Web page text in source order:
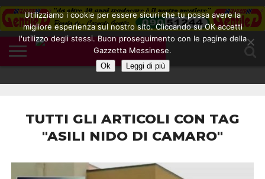
CONTATTI
COOKIE
POLICY
DIVENTA
BLOGGER
HOME
NOTE
LEGALI
TUTTI GLI ARTICOLI CON TAG
"ASILI NIDO DI CAMARO"
Utilizziamo i cookie per essere sicuri che tu possa avere la
migliore esperienza sul nostro sito. Cliccando su OK accetti
l'utilizzo degli stessi. Buon proseguimento con le pagine della
Gazzetta Messinese.
Ok Leggi di più